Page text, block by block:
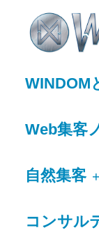
WINDOM
Web集客
自然集客 +
コンサル